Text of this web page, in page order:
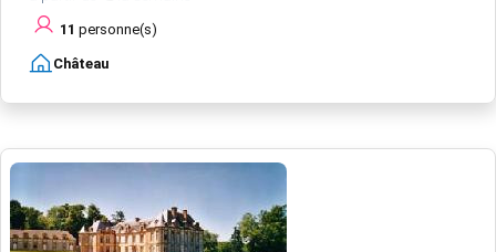
11 personne(s)
Château